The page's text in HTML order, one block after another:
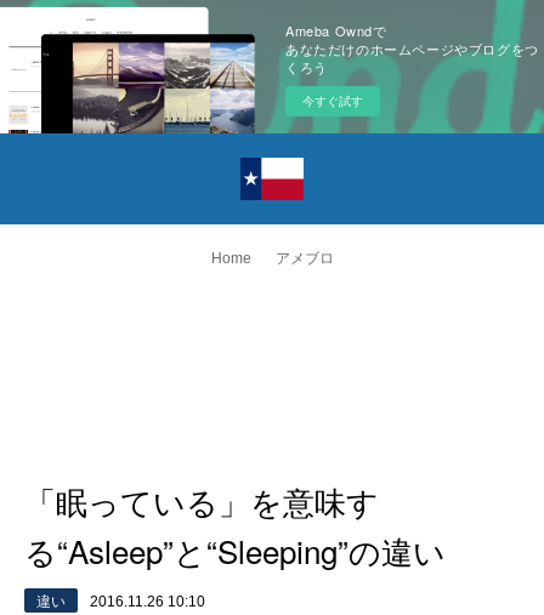
Ameba Owndで
あなただけのホームページやブログをつ
くろう
今すぐ試す
Home アメブロ
「眠っている」を意味す
る“Asleep”と“Sleeping”の違い
違い 2016.11.26 10:10